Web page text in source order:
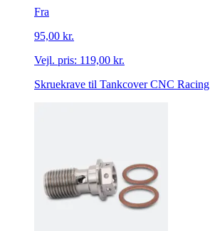
Fra
95,00 kr.
Vejl. pris: 119,00 kr.
Skruekrave til Tankcover CNC Racing